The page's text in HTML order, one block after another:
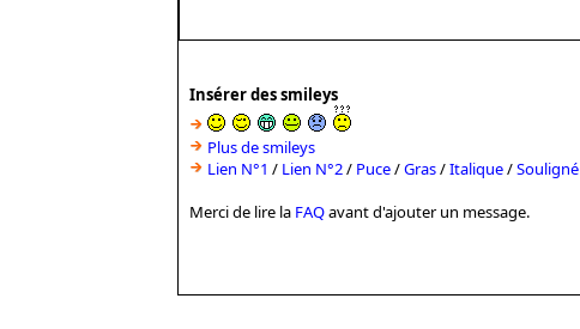
Insérer des smileys
Plus de smileys
Lien N°1 / Lien N°2/ Puce/Gras/Italique/Souligné
Merci de lire la FAQavant d'ajouter un message.